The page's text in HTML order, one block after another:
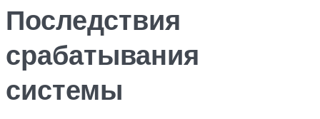
Последствия
срабатывания
системы